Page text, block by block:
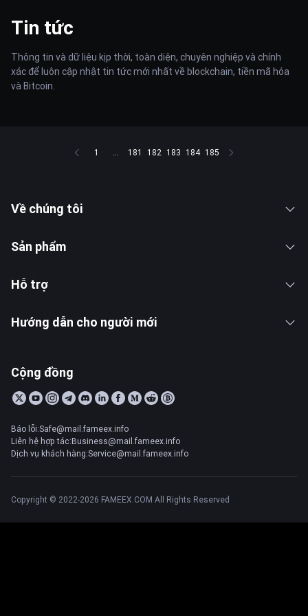
Tin tức
Thông tin và dữ liệu kịp thời, toàn diện, chuyên nghiệp và chính
xác để luôn cập nhật tin tức mới nhất về blockchain, tiền mã hóa
và Bitcoin.
1 ... 181 182 183 184 185
Về chúng tôi
Sản phẩm
Hỗ trợ
Hướng dẫn cho người mới
Cộng đồng
Báo lỗi:Safe@mail.fameex.info
Liên hệ hợp tác:Business@mail.fameex.info
Dịch vụ khách hàng:Service@mail.fameex.info
Copyright © 2022-2026 FAMEEX.COM All Rights Reserved